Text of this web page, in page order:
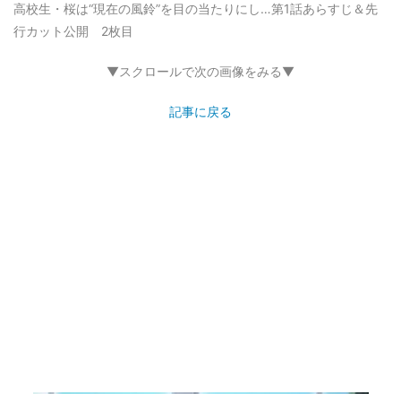
高校生・桜は“現在の風鈴”を目の当たりにし…第1話あらすじ＆先
行カット公開 2枚目
▼スクロールで次の画像をみる▼
記事に戻る